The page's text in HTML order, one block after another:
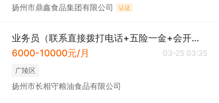
扬州市鼎鑫食品集团有限公司 认证
业务员（联系直接拨打电话+五险一金+会开车+包吃）
6000-10000元/月
03-25 03:35
广陵区
扬州市长相守粮油食品有限公司